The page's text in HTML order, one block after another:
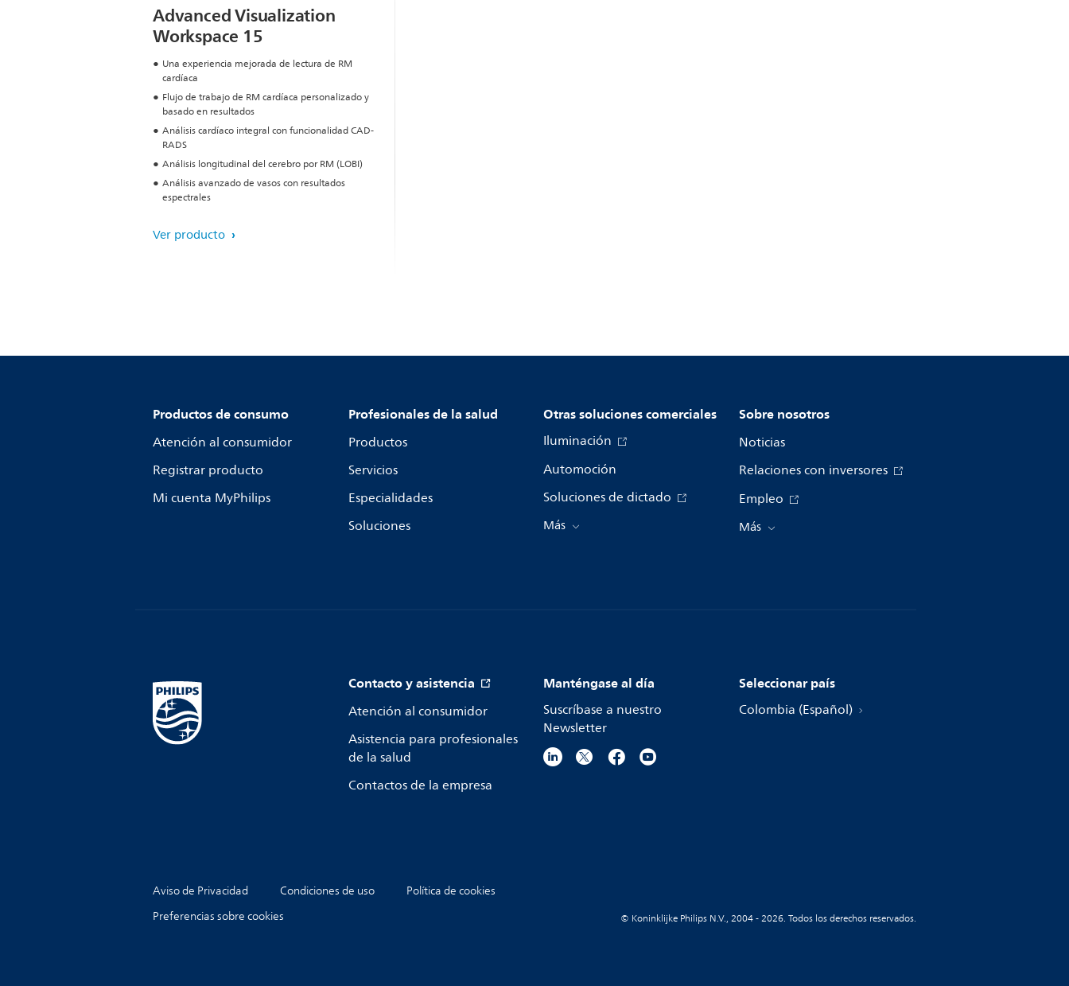
Advanced Visualization
Workspace 15
Una experiencia mejorada de lectura de RM
cardíaca
Flujo de trabajo de RM cardíaca personalizado y
basado en resultados
Análisis cardíaco integral con funcionalidad CAD-
RADS
Análisis longitudinal del cerebro por RM (LOBI)
Análisis avanzado de vasos con resultados
espectrales
Ver producto
Productos de consumo
Atención al consumidor
Registrar producto
Mi cuenta MyPhilips
Profesionales de la salud
Productos
Servicios
Especialidades
Soluciones
Otras soluciones comerciales
Iluminación
Automoción
Soluciones de dictado
Más
Sobre nosotros
Noticias
Relaciones con inversores
Empleo
Más
Contacto y asistencia
Atención al consumidor
Asistencia para profesionales
de la salud
Contactos de la empresa
Manténgase al día
Suscríbase a nuestro
Newsletter
Seleccionar país
Colombia (Español)
Aviso de Privacidad Condiciones de uso
Política de cookies
Preferencias sobre cookies
© Koninklijke Philips N.V., 2004 - 2026. Todos los derechos reservados.